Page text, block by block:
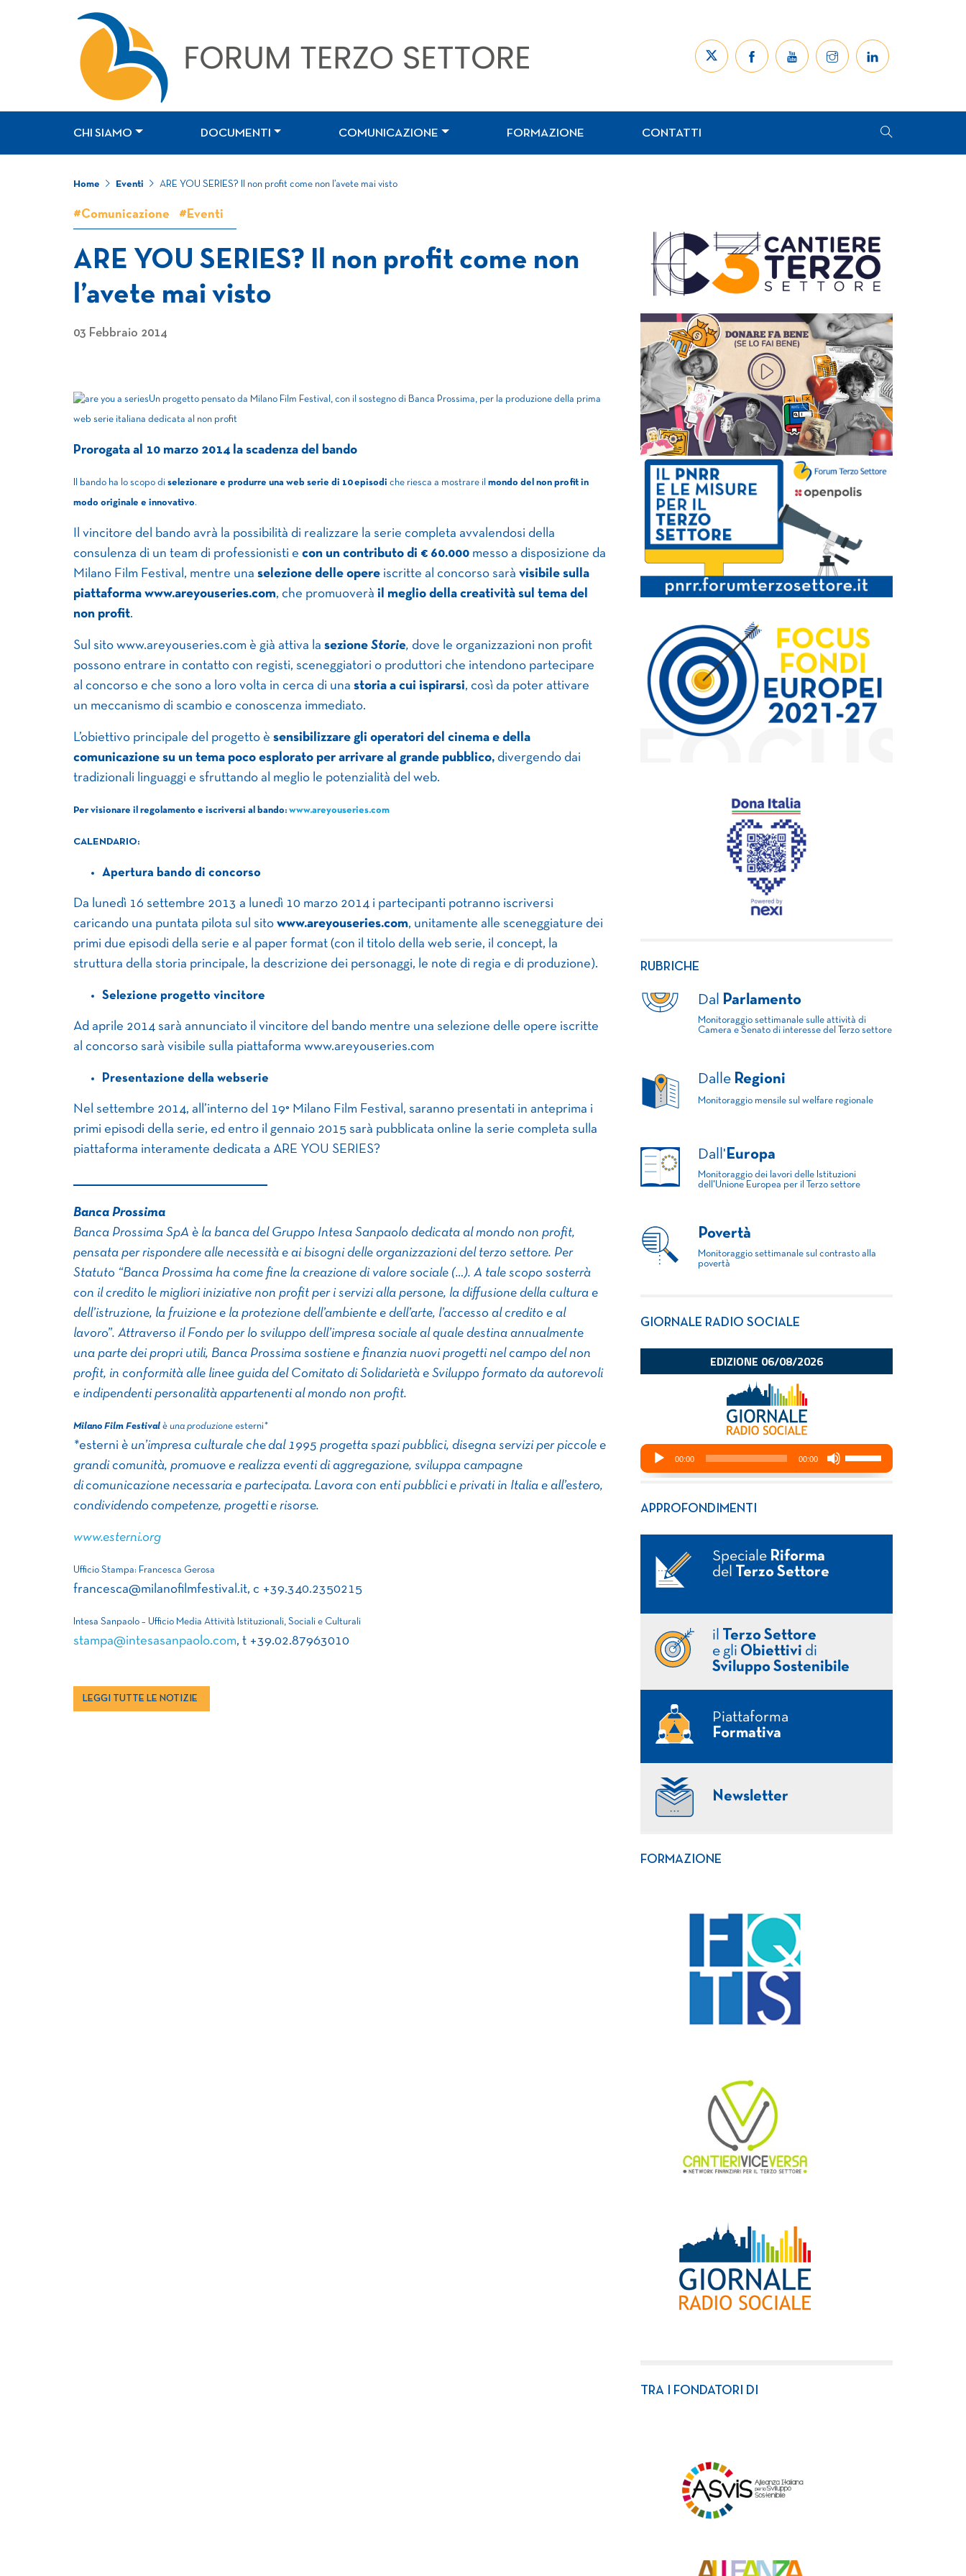
CHI SIAMO DOCUMENTI COMUNICAZIONE FORMAZIONE CONTATTI
Home Eventi ARE YOU SERIES? Il non profit come non l’avete mai visto
#Comunicazione #Eventi
ARE YOU SERIES? Il non profit come non
l’avete mai visto
03 Febbraio 2014
Un progetto pensato da Milano Film Festival, con il sostegno di Banca Prossima, per la produzione della prima
web serie italiana dedicata al non profit
Prorogata al 10 marzo 2014 la scadenza del bando
Il bando ha lo scopo di selezionare e produrre una web serie di 10 episodi che riesca a mostrare il mondo del non profit in
modo originale e innovativo.
Il vincitore del bando avrà la possibilità di realizzare la serie completa avvalendosi della
consulenza di un team di professionisti e con un contributo di € 60.000 messo a disposizione da
Milano Film Festival, mentre una selezione delle opere iscritte al concorso sarà visibile sulla
piattaforma www.areyouseries.com, che promuoverà il meglio della creatività sul tema del
non profit.
Sul sito www.areyouseries.com è già attiva la sezione Storie, dove le organizzazioni non profit
possono entrare in contatto con registi, sceneggiatori o produttori che intendono partecipare
al concorso e che sono a loro volta in cerca di una storia a cui ispirarsi, così da poter attivare
un meccanismo di scambio e conoscenza immediato.
L’obiettivo principale del progetto è sensibilizzare gli operatori del cinema e della
comunicazione su un tema poco esplorato per arrivare al grande pubblico, divergendo dai
tradizionali linguaggi e sfruttando al meglio le potenzialità del web.
Per visionare il regolamento e iscriversi al bando: www.areyouseries.com
CALENDARIO:
Apertura bando di concorso
Da lunedì 16 settembre 2013 a lunedì 10 marzo 2014 i partecipanti potranno iscriversi
caricando una puntata pilota sul sito www.areyouseries.com, unitamente alle sceneggiature dei
primi due episodi della serie e al paper format (con il titolo della web serie, il concept, la
struttura della storia principale, la descrizione dei personaggi, le note di regia e di produzione).
Selezione progetto vincitore
Ad aprile 2014 sarà annunciato il vincitore del bando mentre una selezione delle opere iscritte
al concorso sarà visibile sulla piattaforma www.areyouseries.com
Presentazione della webserie
Nel settembre 2014, all’interno del 19° Milano Film Festival, saranno presentati in anteprima i
primi episodi della serie, ed entro il gennaio 2015 sarà pubblicata online la serie completa sulla
piattaforma interamente dedicata a ARE YOU SERIES?
______________________________________________________
Banca Prossima
Banca Prossima SpA è la banca del Gruppo Intesa Sanpaolo dedicata al mondo non profit,
pensata per rispondere alle necessità e ai bisogni delle organizzazioni del terzo settore. Per
Statuto “Banca Prossima ha come fine la creazione di valore sociale (…). A tale scopo sosterrà
con il credito le migliori iniziative non profit per i servizi alla persone, la diffusione della cultura e
dell’istruzione, la fruizione e la protezione dell’ambiente e dell’arte, l’accesso al credito e al
lavoro”. Attraverso il Fondo per lo sviluppo dell’impresa sociale al quale destina annualmente
una parte dei propri utili, Banca Prossima sostiene e finanzia nuovi progetti nel campo del non
profit, in conformità alle linee guida del Comitato di Solidarietà e Sviluppo formato da autorevoli
e indipendenti personalità appartenenti al mondo non profit.
Milano Film Festival è una produzione esterni*
*esterni è un’impresa culturale che dal 1995 progetta spazi pubblici, disegna servizi per piccole e
grandi comunità, promuove e realizza eventi di aggregazione, sviluppa campagne
di comunicazione necessaria e partecipata. Lavora con enti pubblici e privati in Italia e all’estero,
condividendo competenze, progetti e risorse.
www.esterni.org
Ufficio Stampa: Francesca Gerosa
francesca@milanofilmfestival.it, c +39.340.2350215
Intesa Sanpaolo – Ufficio Media Attività Istituzionali, Sociali e Culturali
stampa@intesasanpaolo.com, t +39.02.87963010
LEGGI TUTTE LE NOTIZIE
RUBRICHE
Dal Parlamento
Monitoraggio settimanale sulle attività di
Camera e Senato di interesse del Terzo settore
Dalle Regioni
Monitoraggio mensile sul welfare regionale
Dall' Europa
Monitoraggio dei lavori delle Istituzioni
dell'Unione Europea per il Terzo settore
Povertà
Monitoraggio settimanale sul contrasto alla
povertà
GIORNALE RADIO SOCIALE
APPROFONDIMENTI
Speciale Riforma
del
Terzo Settore
il
Terzo Settore
e gli Obiettivi di
Sviluppo Sostenibile
Piattaforma
Formativa
Newsletter
FORMAZIONE
TRA I FONDATORI DI